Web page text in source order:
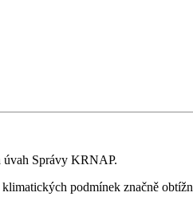
úvah Správy KRNAP.
podmínek značně